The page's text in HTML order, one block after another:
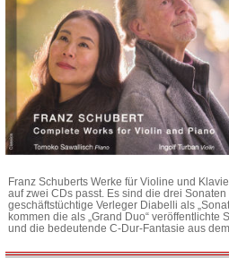
Franz Schuberts Werke für Violine und
auf zwei CDs passt. Es sind die drei
geschäftstüchtige Verleger Diabelli als
kommen die als „Grand Duo“ veröffentlichte
und die bedeutende C-Dur-Fantasie aus